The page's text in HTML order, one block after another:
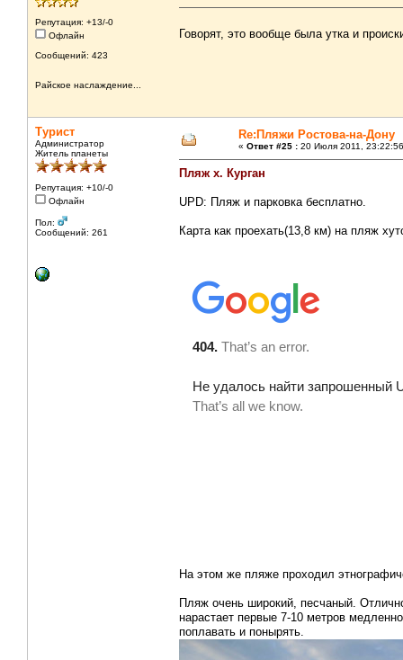
Репутация: +13/-0
Офлайн
Сообщений: 423
Райское наслаждение...
Говорят, это вообще была утка и
Турист
Администратор
Житель планеты
Репутация: +10/-0
Офлайн
Пол:
Сообщений: 261
Re:Пляжи Ростова-на-Дону
« Ответ #25 : 20 Июля 2011,
Пляж х. Курган
UPD: Пляж и парковка бесплатно.
Карта как проехать(13,8 км) на пляж
На этом же пляже проходил
Пляж очень широкий, песчаный.
нарастает первые 7-10 метров
поплавать и понырять.